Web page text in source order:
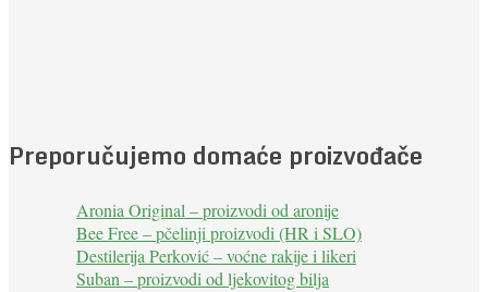
Preporučujemo domaće proizvođače
Aronia Original – proizvodi od aronije
Bee Free – pčelinji proizvodi (HR i SLO)
Destilerija Perković – voćne rakije i likeri
Suban – proizvodi od ljekovitog bilja